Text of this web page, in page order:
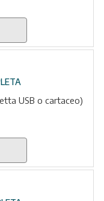
USB o cartaceo)